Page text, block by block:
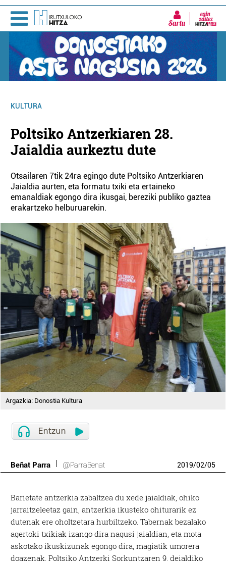
Sartu
KULTURA
Poltsiko Antzerkiaren 28.
Jaialdia aurkeztu dute
Otsailaren 7tik 24ra egingo dute Poltsiko Antzerkiaren
Jaialdia aurten, eta formatu txiki eta ertaineko
emanaldiak egongo dira ikusgai, bereziki publiko gaztea
erakartzeko helburuarekin.
Argazkia: Donostia Kultura
Beñat Parra @ParraBenat 2019/02/05
Barietate antzerkia zabaltzea du xede jaialdiak, ohiko
jarraitzeleetaz gain, antzerkia ikusteko ohiturarik ez
dutenak ere oholtzetara hurbiltzeko. Tabernak bezalako
agertoki txikiak izango dira nagusi jaialdian, eta mota
askotako ikuskizunak egongo dira, magiatik umorera
doazenak. Poltsiko Antzerki Sorkuntzaren 9. deialdiko